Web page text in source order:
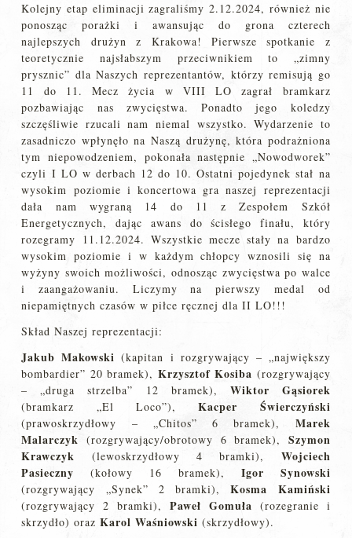
Kolejny etap eliminacji zagraliśmy 2.12.2024, również nie
ponosząc porażki i awansując do grona czterech
najlepszych drużyn z Krakowa! Pierwsze spotkanie z
teoretycznie najsłabszym przeciwnikiem to „zimny
prysznic” dla Naszych reprezentantów, którzy remisują go
11 do 11. Mecz życia w VIII LO zagrał bramkarz
pozbawiając nas zwycięstwa. Ponadto jego koledzy
szczęśliwie rzucali nam niemal wszystko. Wydarzenie to
zasadniczo wpłynęło na Naszą drużynę, która podrażniona
tym niepowodzeniem, pokonała następnie „Nowodworek”
czyli I LO w derbach 12 do 10. Ostatni pojedynek stał na
wysokim poziomie i koncertowa gra naszej reprezentacji
dała nam wygraną 14 do 11 z Zespołem Szkół
Energetycznych, dając awans do ścisłego finału, który
rozegramy 11.12.2024. Wszystkie mecze stały na bardzo
wysokim poziomie i w każdym chłopcy wznosili się na
wyżyny swoich możliwości, odnosząc zwycięstwa po walce
i zaangażowaniu. Liczymy na pierwszy medal od
niepamiętnych czasów w piłce ręcznej dla II LO!!!
Skład Naszej reprezentacji:
Jakub Makowski (kapitan i rozgrywający – „największy
bombardier” 20 bramek), Krzysztof Kosiba (rozgrywający
– „druga strzelba” 12 bramek), Wiktor Gąsiorek
(bramkarz „El Loco”),Kacper Świerczyński
(prawoskrzydłowy – „Chitos” 6 bramek), Marek
Malarczyk (rozgrywający/obrotowy 6 bramek), Szymon
Krawczyk (lewoskrzydłowy 4 bramki), Wojciech
Pasieczny (kołowy 16 bramek), Igor Synowski
(rozgrywający „Synek” 2 bramki),Kosma Kamiński
(rozgrywający 2 bramki), Paweł Gomuła (rozegranie i
skrzydło) orazKarol Waśniowski(skrzydłowy).